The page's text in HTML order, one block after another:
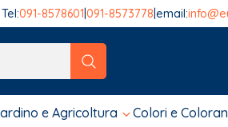
Tel:091-8578601 091-8573778 email:
e Agricoltura
Colori e